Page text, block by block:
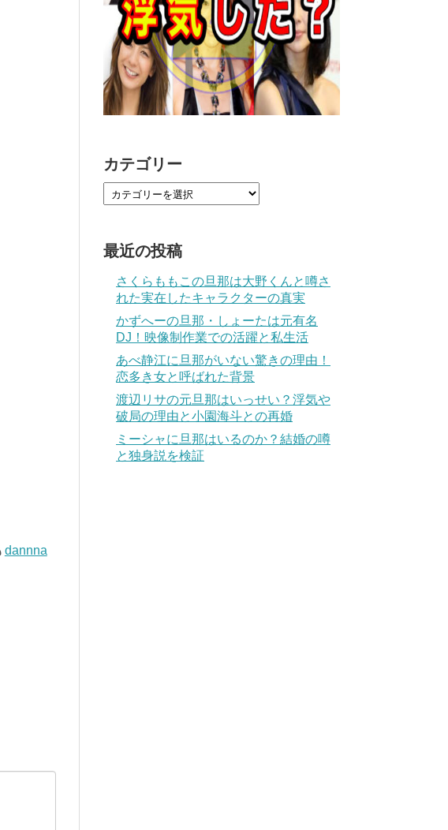
dannna
カテゴリー
最近の投稿
さくらももこの旦那は大野くんと噂さ
れた実在したキャラクターの真実
かずへーの旦那・しょーたは元有名
DJ！映像制作業での活躍と私生活
あべ静江に旦那がいない驚きの理由！
恋多き女と呼ばれた背景
渡辺リサの元旦那はいっせい？浮気や
破局の理由と小園海斗との再婚
ミーシャに旦那はいるのか？結婚の噂
と独身説を検証